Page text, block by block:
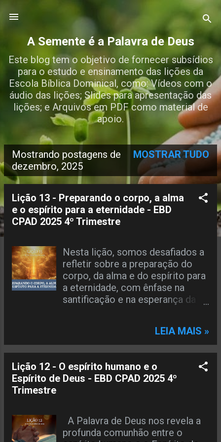
A Semente é a Palavra de Deus
Este blog tem o objetivo de fornecer subsídios
para o estudo e ensinamento das lições da
Escola Bíblica Dominical, como: Vídeos com o
áudio das lições; Slides para apresentação das
lições; e Arquivos em PDF como material de
apoio.
P
o
g
n
Mostrando postagens de
dezembro, 2025
MOSTRAR TUDO
Lição 13 - Preparando o corpo, a alma
e o espírito para a eternidade - EBD
CPAD 2025 4º Trimestre
Nesta lição, somos desafiados a
refletir sobre a preparação do
corpo, da alma e do espírito para
a eternidade, com ênfase na
santificação e na esperança da
pela renovação de nossa fé.
TEXTO ÁUREO “Mas a nossa
também esperamos o Salvador, o
Senhor Jesus Cristo.” ( Fp 3.20 )
transformado em um corpo
glorioso, e, como um ser integral,
LEIA MAIS »
Lição 12 - O espírito humano e o
Espírito de Deus - EBD CPAD 2025 4º
Trimestre
A Palavra de Deus nos revela a
profunda comunhão entre o